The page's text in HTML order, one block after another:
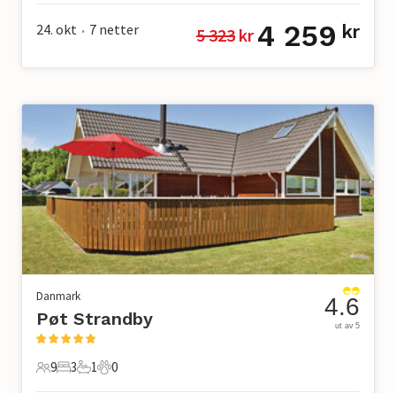
24. okt • 7 netter 5 323 kr 4 259 kr
Danmark
Pøt Strandby
9 Gjester
9
3 Soverom
3
1 Bad
1
0 Kjæledyr
0
4.6
ut av 5